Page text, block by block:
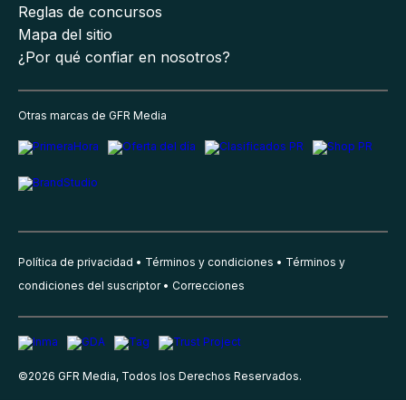
Reglas de concursos
Mapa del sitio
¿Por qué confiar en nosotros?
Otras marcas de GFR Media
Política de privacidad Términos y condiciones
Términos y
condiciones del suscriptor
Correcciones
©2026 GFR Media, Todos los Derechos Reservados.